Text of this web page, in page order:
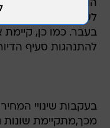
החליטו לנצל
לשיעור עליית המס.
בעבר. כמו כן,
להתנהגות סעיף
בעקבות שינויי
מכך,מתקיימת שונות